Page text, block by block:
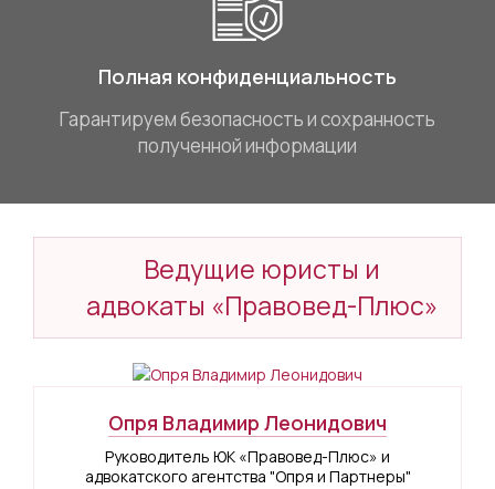
Полная конфиденциальность
Гарантируем безопасность и сохранность
полученной информации
Ведущие юристы и
адвокаты «Правовед-Плюс»
Опря Владимир Леонидович
Руководитель ЮК «Правовед-Плюс» и
адвокатского агентства "Опря и Партнеры"